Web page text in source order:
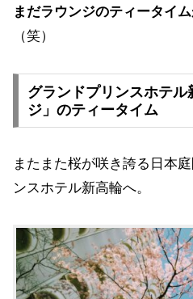
まだラウンジのティータイ
（笑）
グランドプリンスホテ
ジ」のティータイム
またまた桜が咲き誇る日本
ンスホテル新高輪へ。